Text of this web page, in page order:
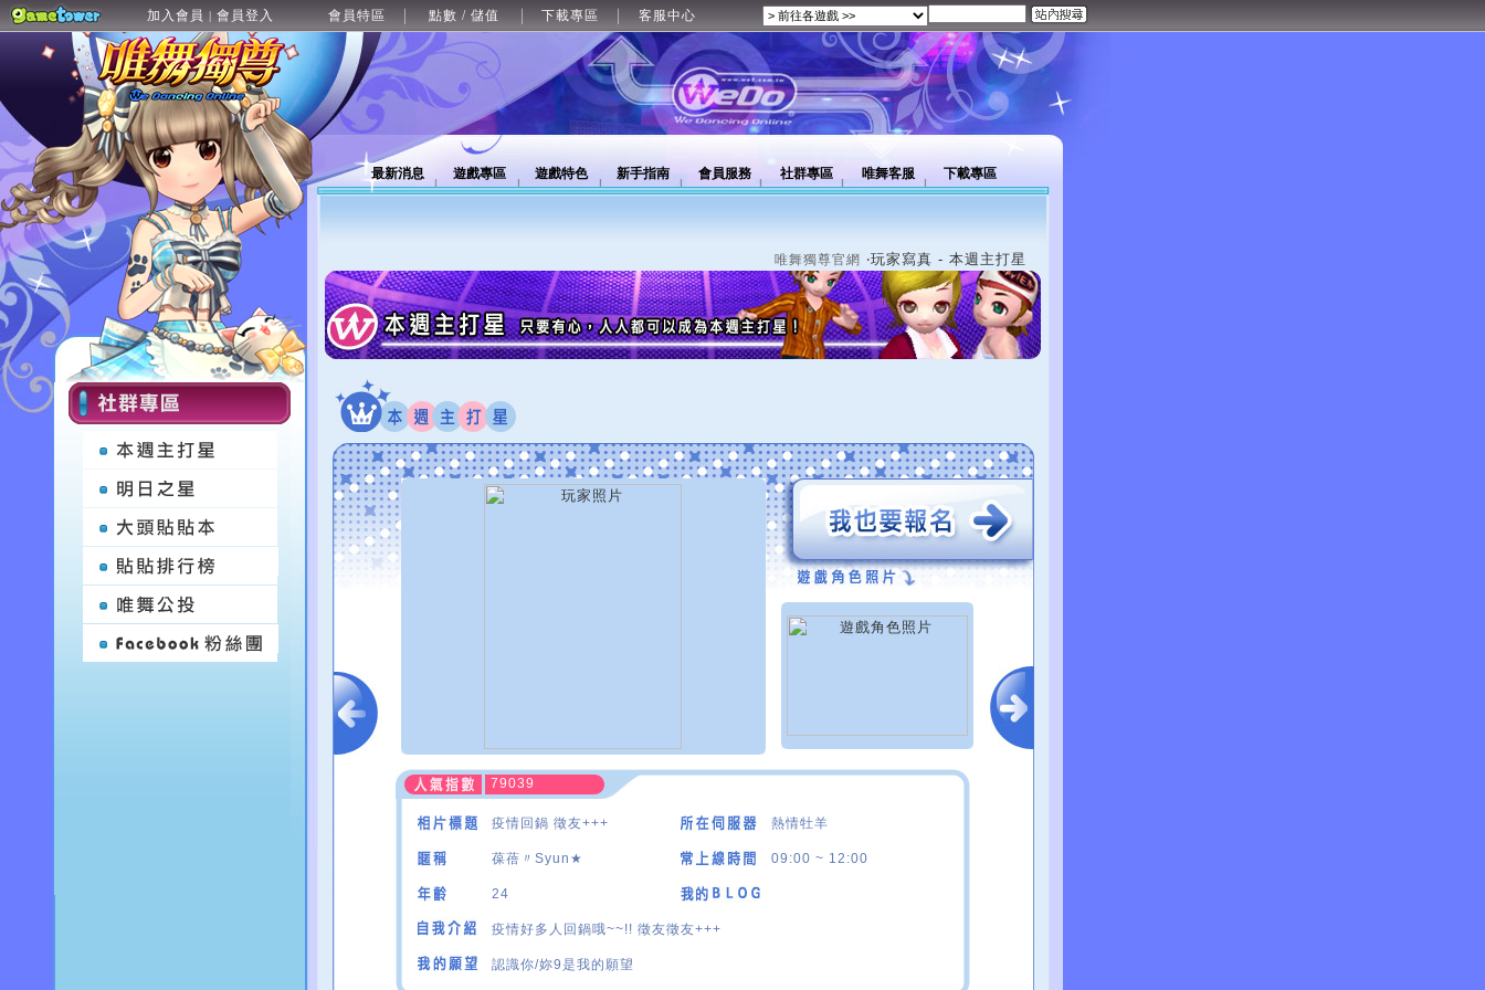
加入會員 | 會員登入 會員特區 點數 / 儲值 下載專區 客服中心
最新消息 遊戲專區 遊戲特色 新手指南 會員服務 社群專區 唯舞客服 下載專區
唯舞獨尊官網 ‧玩家寫真 - 本週主打星
79039
疫情回鍋 徵友+++ 熱情牡羊
葆蓓〃Syun★ 09:00 ~ 12:00
24
疫情好多人回鍋哦~~!! 徵友徵友+++
認識你/妳9是我的願望